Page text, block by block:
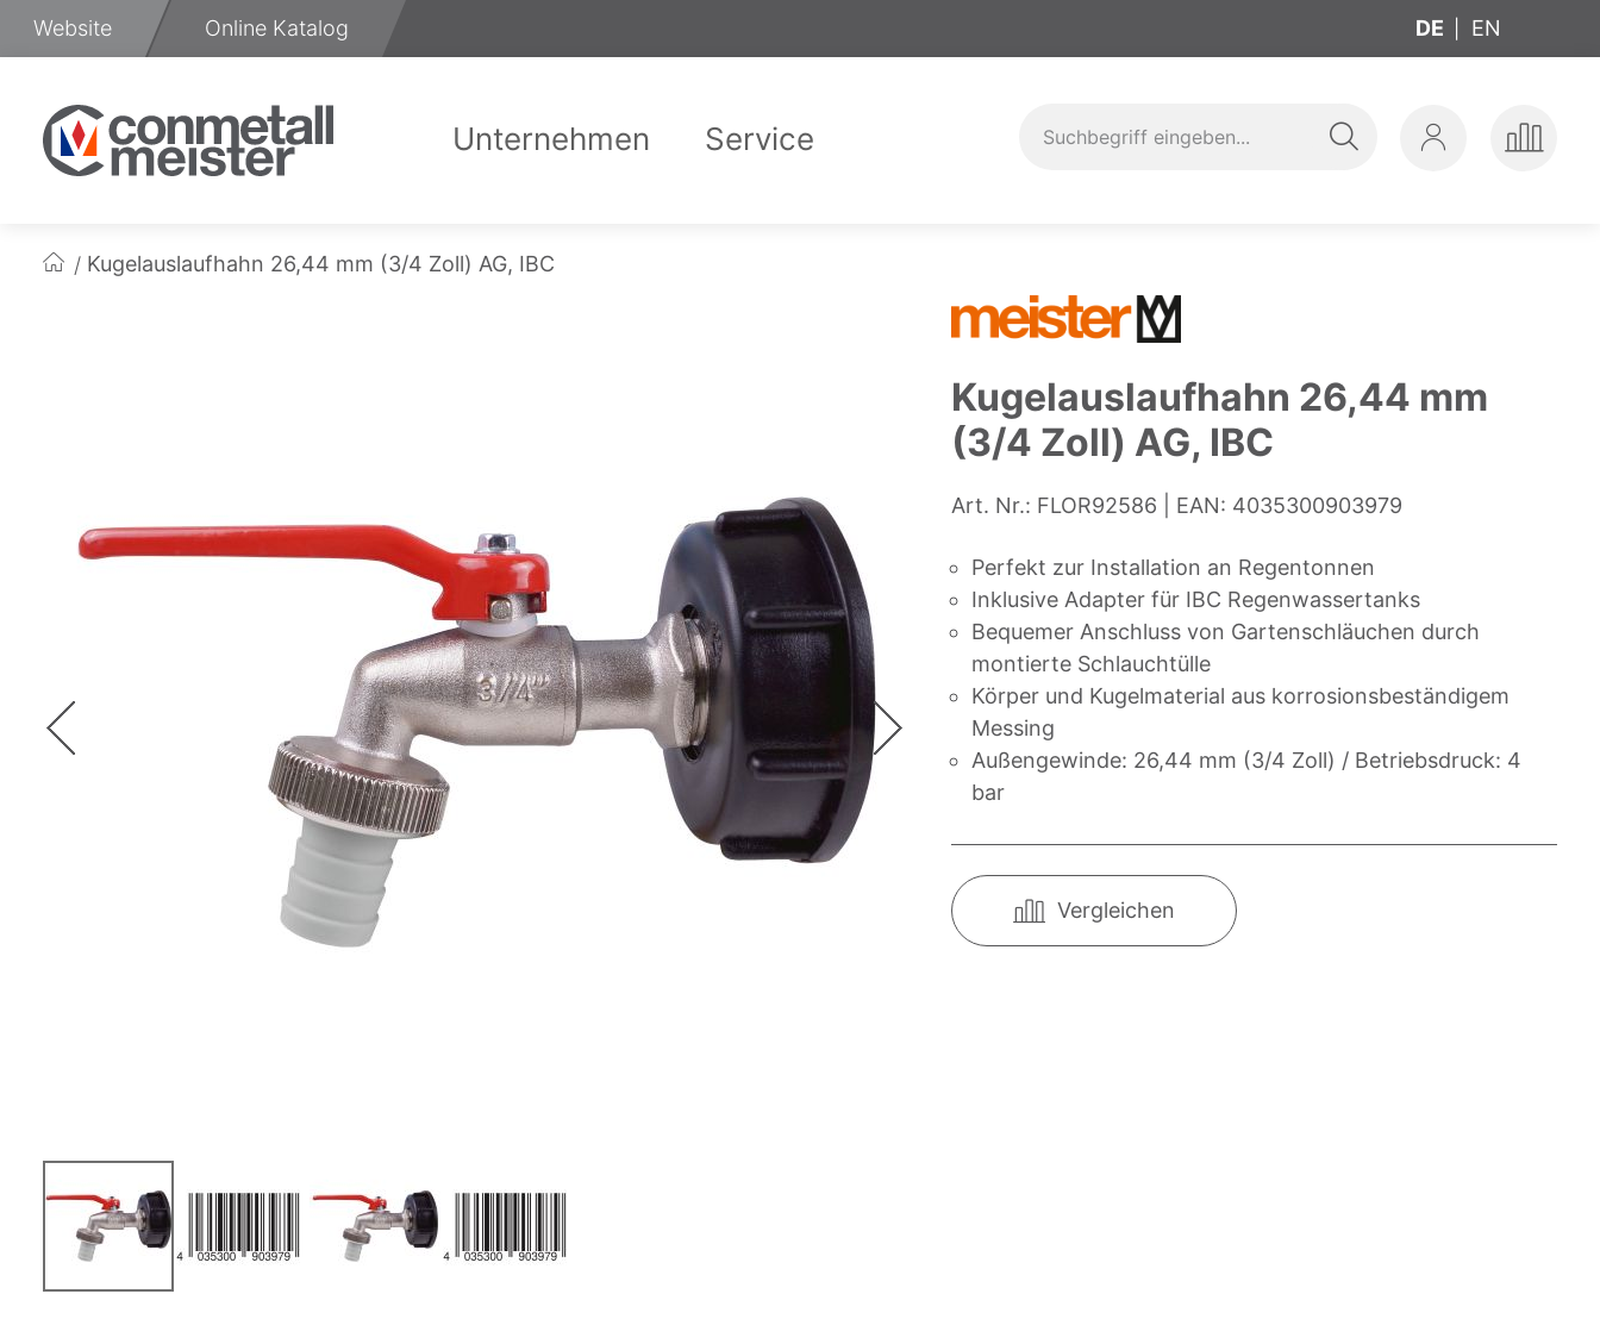
Zum
DE EN
Website Online Katalog
Unternehmen Service
Produkte
Mein
Suche
StartseiteKugelauslaufhahn 26,44 mm (3/4 Zoll) AG, IBC
Kugelauslaufhahn 26,44 mm
(3/4 Zoll) AG, IBC
Art. Nr.: FLOR92586 EAN: 4035300903979
Perfekt zur Installation an Regentonnen
Inklusive Adapter für IBC Regenwassertanks
Bequemer Anschluss von Gartenschläuchen durch
montierte Schlauchtülle
Körper und Kugelmaterial aus korrosionsbeständigem
Messing
Außengewinde: 26,44 mm (3/4 Zoll) / Betriebsdruck: 4
bar
Vergleichen